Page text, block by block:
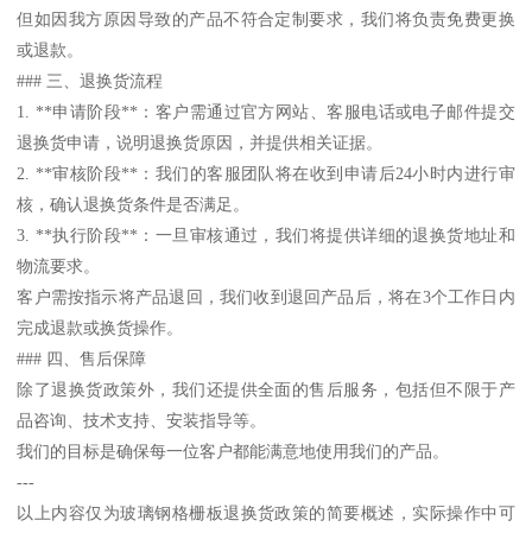
但如因我方原因导致的产品不符合定制要求，我们将负责免费更换
或退款。
### 三、退换货流程
1. **申请阶段**：客户需通过官方网站、客服电话或电子邮件提交
退换货申请，说明退换货原因，并提供相关证据。
2. **审核阶段**：我们的客服团队将在收到申请后24小时内进行审
核，确认退换货条件是否满足。
3. **执行阶段**：一旦审核通过，我们将提供详细的退换货地址和
物流要求。
客户需按指示将产品退回，我们收到退回产品后，将在3个工作日内
完成退款或换货操作。
### 四、售后保障
除了退换货政策外，我们还提供全面的售后服务，包括但不限于产
品咨询、技术支持、安装指导等。
我们的目标是确保每一位客户都能满意地使用我们的产品。
---
以上内容仅为玻璃钢格栅板退换货政策的简要概述，实际操作中可